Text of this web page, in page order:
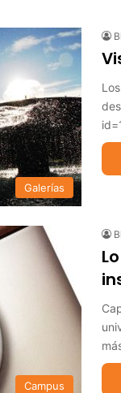
Galerías
Campus